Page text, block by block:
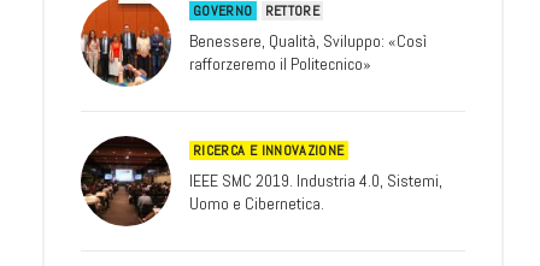
GOVERNO RETTORE
Benessere, Qualità, Sviluppo: «Così
rafforzeremo il Politecnico»
RICERCA E INNOVAZIONE
IEEE SMC 2019. Industria 4.0, Sistemi,
Uomo e Cibernetica.